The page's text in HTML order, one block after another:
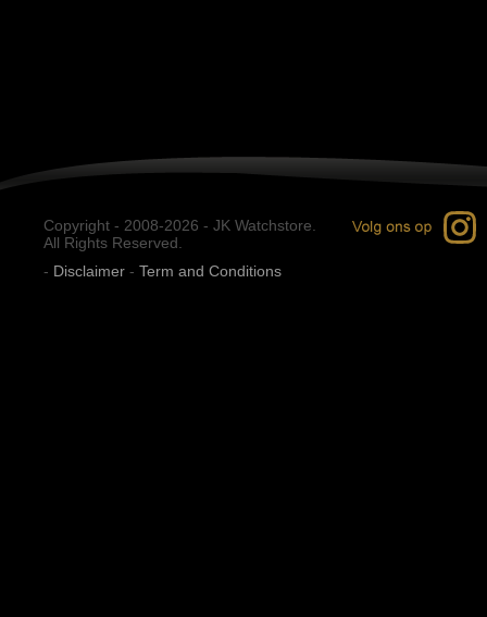
Copyright - 2008-2026 - JK Watchstore.
All Rights Reserved.
- Disclaimer - Term and Conditions